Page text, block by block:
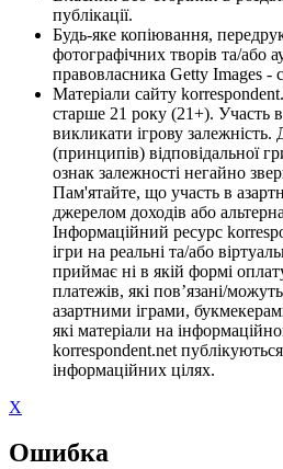
публікації.
Будь-яке копіювання,
фотографічних творів та/або
правовласника Getty Images -
Матеріали сайту
старше 21 року (21+). Участь
викликати ігрову
(принципів) відповідальної
ознак залежності негайно
Пам'ятайте, що участь в
джерелом доходів або
Інформаційний ресурс
ігри на реальні та/або
приймає ні в якій формі
платежів, які пов’язані/
азартними іграми,
які матеріали на
korrespondent.net
інформаційних цілях.
X
Ошибка